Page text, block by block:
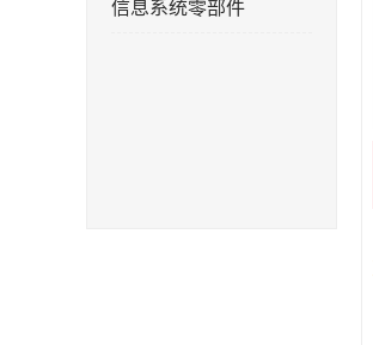
信息系统零部件